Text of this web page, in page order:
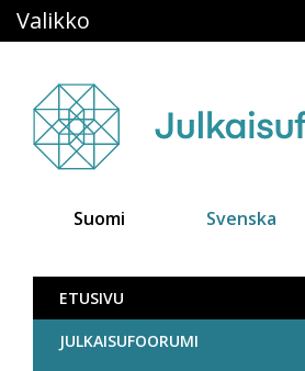
Main navigation
Valikko
Suomi Svenska
Julkaisufoorumi
ETUSIVU
JULKAISUFOORUMI